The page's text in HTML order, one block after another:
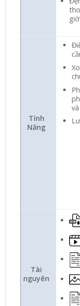
Tính
Năng
Tài
nguyên